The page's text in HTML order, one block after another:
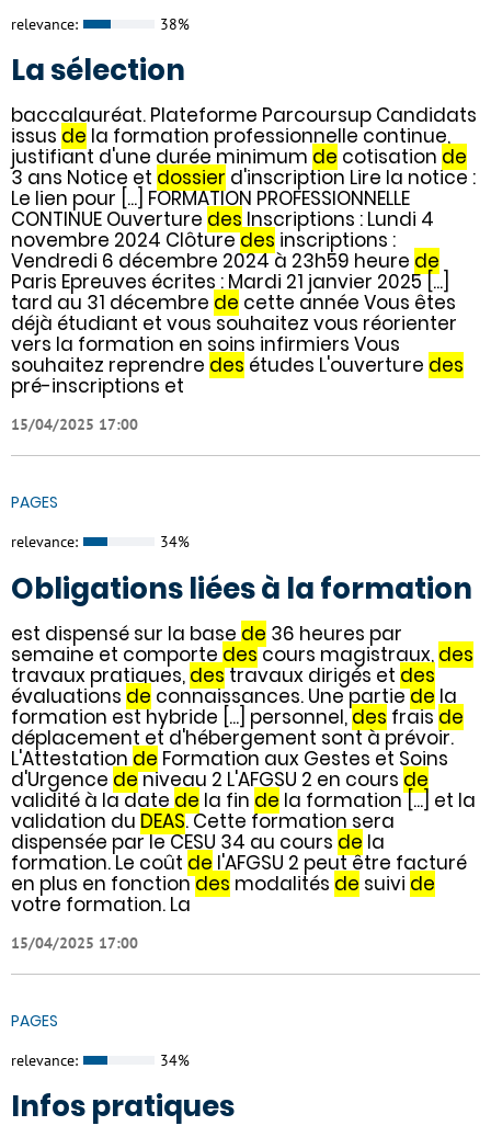
relevance: 38%
La sélection
baccalauréat. Plateforme Parcoursup Candidats
issus de la formation professionnelle continue,
justifiant d'une durée minimum de cotisation de
3 ans Notice et dossier d'inscription Lire la notice :
Le lien pour [...] FORMATION PROFESSIONNELLE
CONTINUE Ouverture des Inscriptions : Lundi 4
novembre 2024 Clôturedes inscriptions :
Vendredi 6 décembre 2024 à 23h59 heure de
Paris Epreuves écrites : Mardi 21 janvier 2025 [...]
tard au 31 décembre de cette année Vous êtes
déjà étudiant et vous souhaitez vous réorienter
vers la formation en soins infirmiers Vous
souhaitez reprendre des études L'ouverture des
pré-inscriptions et
15/04/2025 17:00
PAGES
relevance: 34%
Obligations liées à la formation
est dispensé sur la base de 36 heures par
semaine et comporte descours magistraux, des
travaux pratiques, destravaux dirigés et des
évaluations de connaissances. Une partiede la
formation est hybride [...] personnel,des fraisde
déplacement et d'hébergement sont à prévoir.
L'Attestation de Formation aux Gestes et Soins
d'Urgence deniveau 2 L'AFGSU 2 en cours de
validité à la date de la fin de la formation [...] et la
validation du DEAS. Cette formation sera
dispensée par le CESU 34 au cours de la
formation. Le coût de l'AFGSU 2 peut être facturé
en plus en fonctiondes modalités de suivi de
votre formation. La
15/04/2025 17:00
PAGES
relevance: 34%
Infos pratiques